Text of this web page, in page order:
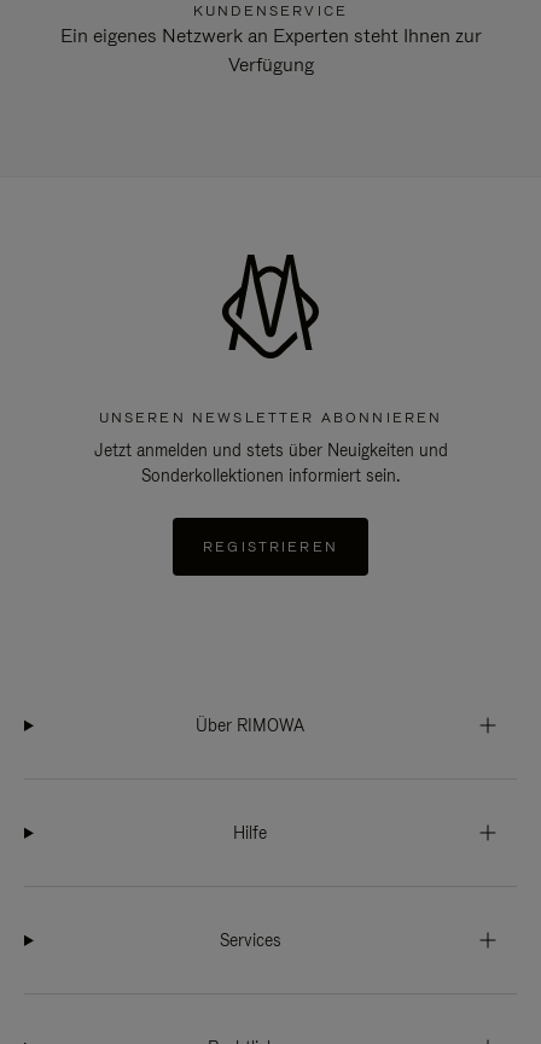
KUNDENSERVICE
Ein eigenes Netzwerk an Experten steht Ihnen zur
Verfügung
UNSEREN NEWSLETTER ABONNIEREN
Jetzt anmelden und stets über Neuigkeiten und
Sonderkollektionen informiert sein.
REGISTRIEREN
Über RIMOWA
Hilfe
Services